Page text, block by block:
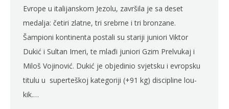
Evrope u italijanskom Jezolu, završila je sa deset
medalja: četiri zlatne, tri srebrne i tri bronzane.
Šampioni kontinenta postali su stariji juniori Viktor
Dukić i Sultan Imeri, te mlađi juniori Gzim Prelvukaj i
Miloš Vojinović. Dukić je objedinio svjetsku i evropsku
titulu u superteškoj kategoriji (+91 kg) discipline lou-
kik.…